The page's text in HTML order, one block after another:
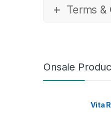
Terms
Onsale
Vita